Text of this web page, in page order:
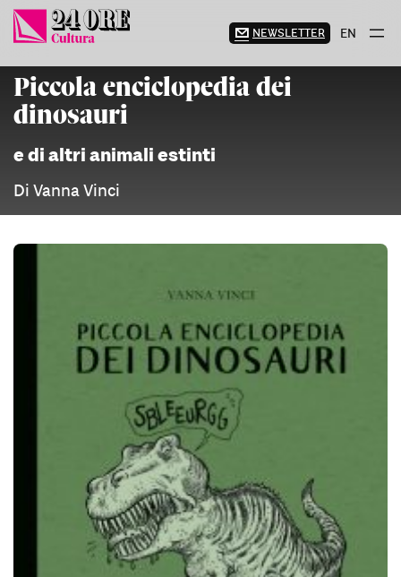
Vai
contenuto
NEWSLETTER EN
Piccola enciclopedia dei
dinosauri
e di altri animali estinti
Di Vanna Vinci